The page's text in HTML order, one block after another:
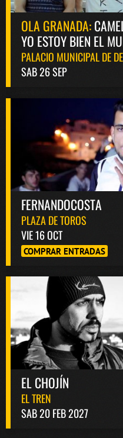
OLA GRANADA:
YO ESTOY BIEN EL
PALACIO MUNICIPAL DE
SAB 26 SEP
FERNANDOCOSTA
PLAZA DE TOROS
VIE 16 OCT
COMPRAR ENTRADAS
EL CHOJÍN
EL TREN
SAB 20 FEB 2027